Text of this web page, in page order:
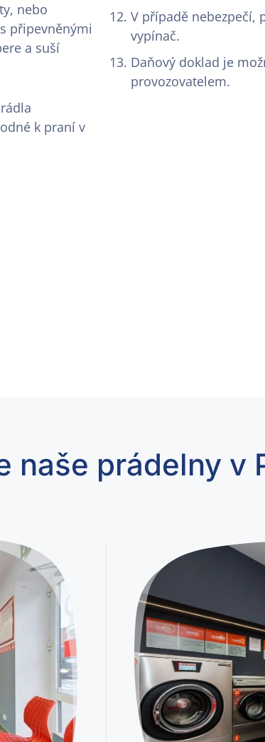
nebo
připevněnými
a suší
k praní v
V případě nebezpečí,
vypínač.
Daňový doklad je
provozovatelem.
naše prádelny v